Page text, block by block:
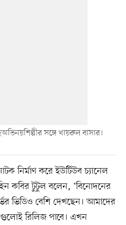
সঙ্গে খায়রুল বাসার।
নির্মাণ করে ইউটিউব চ্যানেল
কবির টুটুল বলেন, ‘বিনোদনের
ভিডিও বেশি দেখছেন। আমাদের
রিলিজ পাবে। এখন